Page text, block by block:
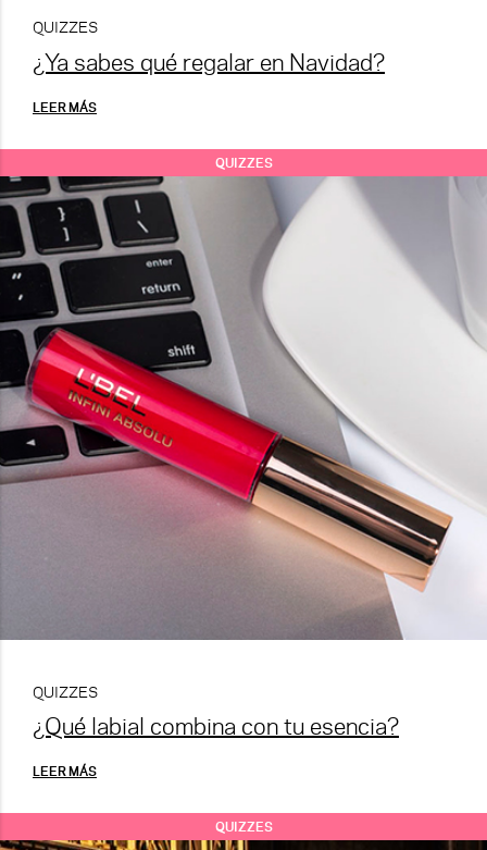
QUIZZES
¿Ya sabes qué regalar en Navidad?
LEER MÁS
QUIZZES
QUIZZES
¿Qué labial combina con tu esencia?
LEER MÁS
QUIZZES